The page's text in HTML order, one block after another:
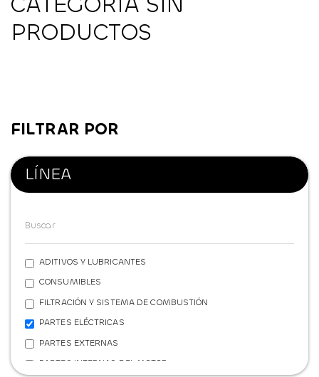
PRODUCTOS
FILTRAR POR
LÍNEA
ADITIVOS Y LUBRICANTES
CONSUMIBLES
FILTRACIÓN Y SISTEMA DE COMBUSTIÓN
PARTES ELÉCTRICAS
PARTES EXTERNAS
PARTES INTERNAS DEL MOTOR